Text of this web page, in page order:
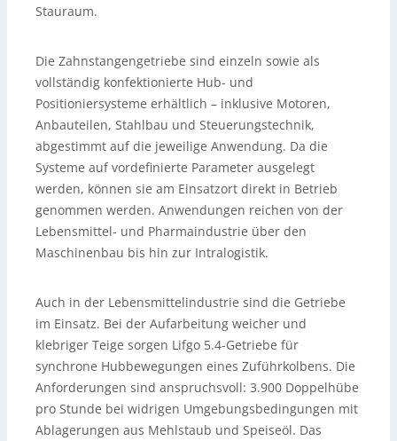
Stauraum.
Die Zahnstangengetriebe sind einzeln sowie als
vollständig konfektionierte Hub- und
Positioniersysteme erhältlich – inklusive Motoren,
Anbauteilen, Stahlbau und Steuerungstechnik,
abgestimmt auf die jeweilige Anwendung. Da die
Systeme auf vordefinierte Parameter ausgelegt
werden, können sie am Einsatzort direkt in Betrieb
genommen werden. Anwendungen reichen von der
Lebensmittel- und Pharmaindustrie über den
Maschinenbau bis hin zur Intralogistik.
Auch in der Lebensmittelindustrie sind die Getriebe
im Einsatz. Bei der Aufarbeitung weicher und
klebriger Teige sorgen Lifgo 5.4-Getriebe für
synchrone Hubbewegungen eines Zuführkolbens. Die
Anforderungen sind anspruchsvoll: 3.900 Doppelhübe
pro Stunde bei widrigen Umgebungsbedingungen mit
Ablagerungen aus Mehlstaub und Speiseöl. Das